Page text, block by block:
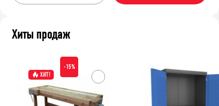
Хиты продаж
ХИТ!
-15%